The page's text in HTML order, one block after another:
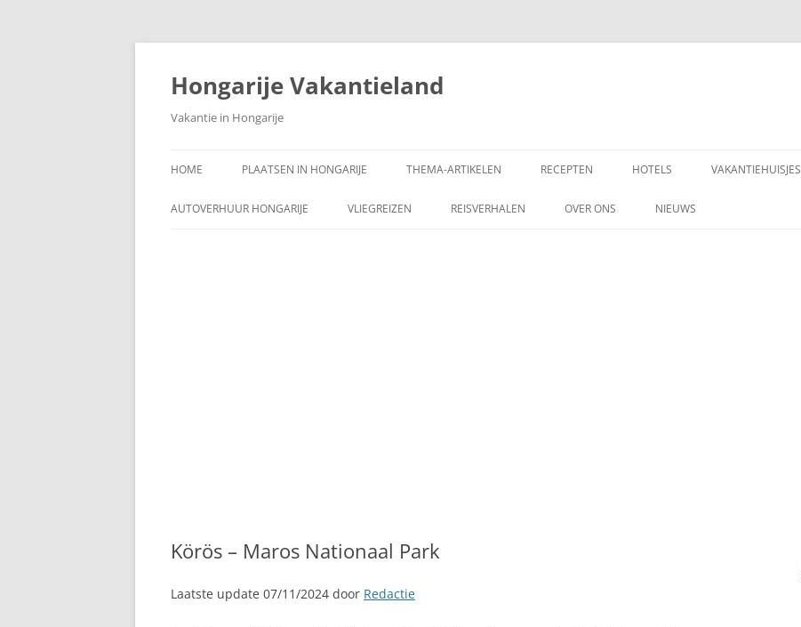
Ga
inhoud
Hongarije Vakantieland
Vakantie in Hongarije
HOME PLAATSEN IN HONGARIJE THEMA-ARTIKELEN RECEPTEN HOTELS VAKANTIEHUISJES
AUTOVERHUUR HONGARIJE VLIEGREIZEN REISVERHALEN OVER ONS NIEUWS
Körös – Maros Nationaal Park
Laatste update 07/11/2024 door Redactie